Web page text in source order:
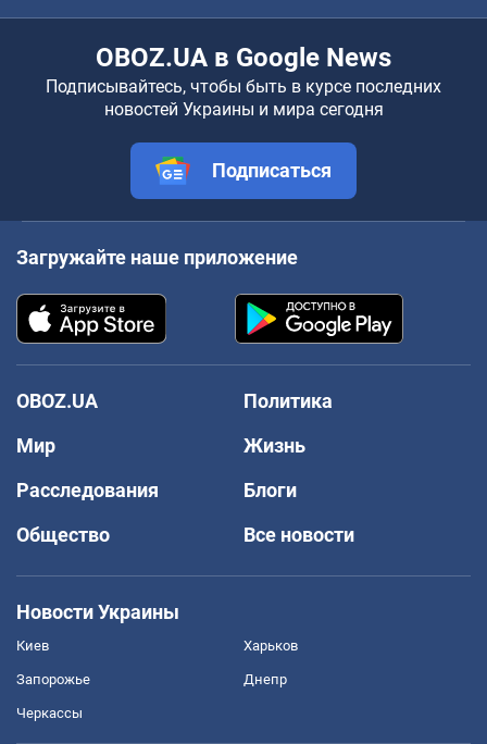
OBOZ.UA в Google News
Подписывайтесь, чтобы быть в курсе последних
новостей Украины и мира сегодня
Подписаться
Загружайте наше приложение
OBOZ.UA
Политика
Мир
Жизнь
Расследования
Блоги
Общество
Все новости
Новости Украины
Киев Харьков
Запорожье Днепр
Черкассы